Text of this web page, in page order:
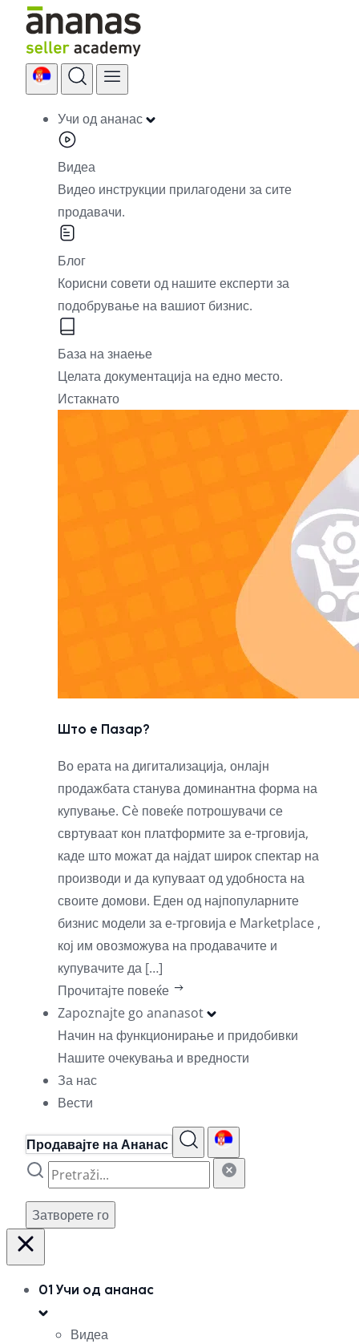
Skip
content
Учи од ананас
Видеа
Видео инструкции прилагодени за сите
продавачи.
Блог
Корисни совети од нашите експерти за
подобрување на вашиот бизнис.
База на знаење
Целата документација на едно место.
Истакнато
Што е Пазар?
Во ерата на дигитализација, онлајн
продажбата станува доминантна форма на
купување. Сè повеќе потрошувачи се
свртуваат кон платформите за е-трговија,
каде што можат да најдат широк спектар на
производи и да купуваат од удобноста на
своите домови. Еден од најпопуларните
бизнис модели за е-трговија е Marketplace ,
кој им овозможува на продавачите и
купувачите да […]
Прочитајте повеќе
Zapoznajte go ananasot
Начин на функционирање и придобивки
Нашите очекувања и вредности
За нас
Вести
Продавајте на Ананас
Затворете го
01 Учи од ананас
Видеа